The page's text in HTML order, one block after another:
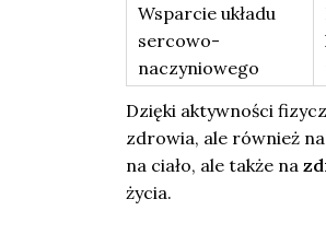
Wsparcie układu
sercowo-
naczyniowego
Dzięki aktywności
zdrowia, ale również
na ciało, ale także na
życia.